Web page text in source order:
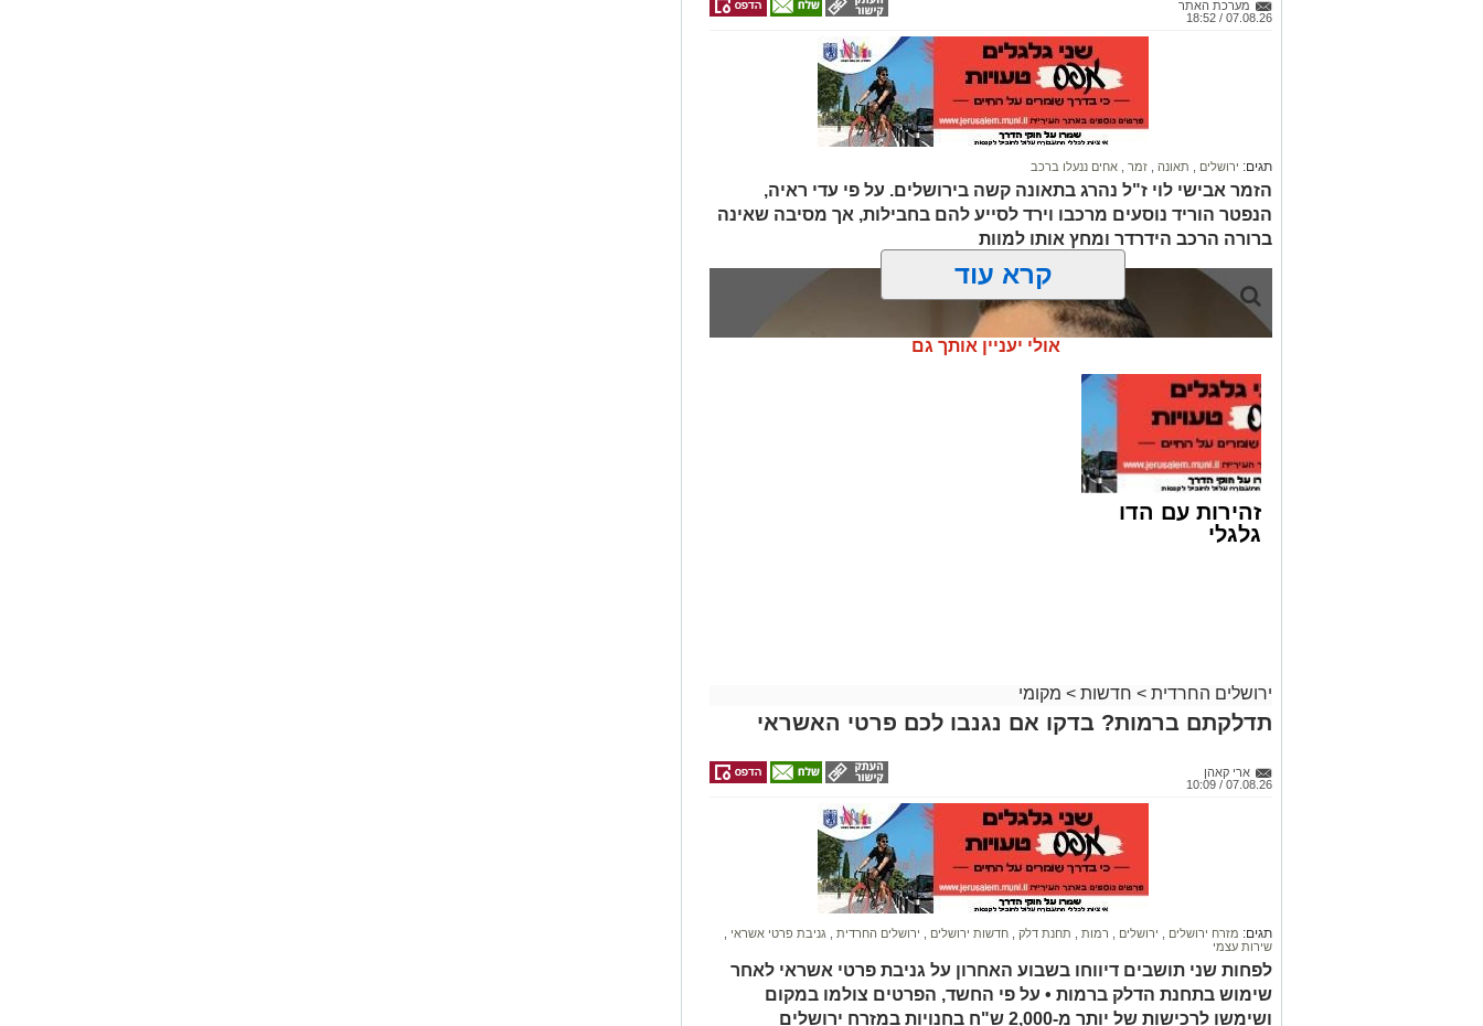
מערכת האתר
07.08.26 / 18:52
תגים: ירושלים תאונה זמר אחים ננעלו ברכב
הזמר אבישי לוי ז"ל נהרג בתאונה קשה בירושלים. על פי עדי ראיה,
הנפטר הוריד נוסעים מרכבו וירד לסייע להם בחבילות, אך מסיבה שאינה
ברורה הרכב הידרדר ומחץ אותו למוות
קבוצת זמן אמת
אסון בירושלים: הזמר אבישי לוי ז"ל משכונת רמת שלמה נהרג בתאונה קשה ברח'
על פי עדי ראיה, הנפטר הוריד נוסעים מרכבו וירד לסייע להם בחבילות, אך מסיבה
שאינה ברורה הרכב הידרדר ומחץ אותו למוות.
כוחות הצלה שהגיעו למקום מצאו אותו במצב אנוש והחלו לבצע עליו פעולות
החייאה. במקביל הוא פונה לבית החולים הדסה הר הצופים אולם חרף מאמצי
ההצלה ולדאבון לב המשפחה הוא נפטר.
הלווייתו תתקיים במוצאי שבת.
ת.נ.צ.ב.ה
קרא עוד
אולי יעניין אותך גם
זהירות עם הדו
גלגלי
ירושלים החרדית > חדשות > מקומי
תדלקתם ברמות? בדקו אם נגנבו לכם פרטי האשראי
ארי קאהן
07.08.26 / 10:09
תגים: מזרח ירושלים ירושלים רמות תחנת דלק חדשות ירושלים ירושלים החרדית גניבת פרטי אשראי
שירות עצמי
לפחות שני תושבים דיווחו בשבוע האחרון על גניבת פרטי אשראי לאחר
שימוש בתחנת הדלק ברמות • על פי החשד, הפרטים צולמו במקום
ושימשו לרכישות של יותר מ-2,000 ש"ח בחנויות במזרח ירושלים